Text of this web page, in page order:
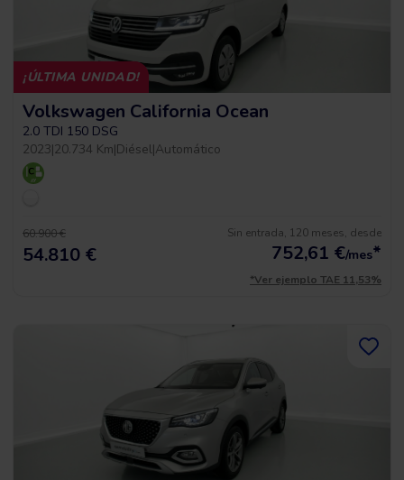
¡ÚLTIMA UNIDAD!
Volkswagen California Ocean
2.0 TDI 150 DSG
2023|20.734 Km|Diésel|Automático
60.900 €
54.810 €
Sin entrada, 120 meses, desde
752,61 €/mes*
*Ver ejemplo TAE 11,53%